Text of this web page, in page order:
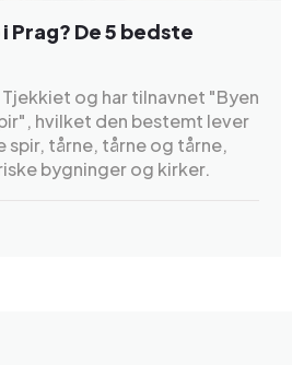
Prag? De 5 bedste
og har tilnavnet "Byen
hvilket den bestemt lever
spir, tårne, tårne og tårne,
bygninger og kirker.